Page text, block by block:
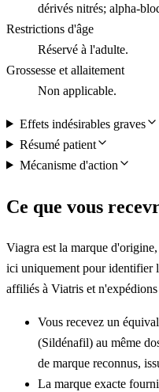
dérivés nitrés; alpha-
Restrictions d'âge
Réservé à l'adulte.
Grossesse et allaitement
Non applicable.
Effets indésirables graves
Résumé patient
Mécanisme d'action
Ce que vous
Viagra est la marque
ici uniquement pour identifier
affiliés à Viatris et
Vous recevez un
(Sildénafil) au même
de marque reconnus,
La marque exacte